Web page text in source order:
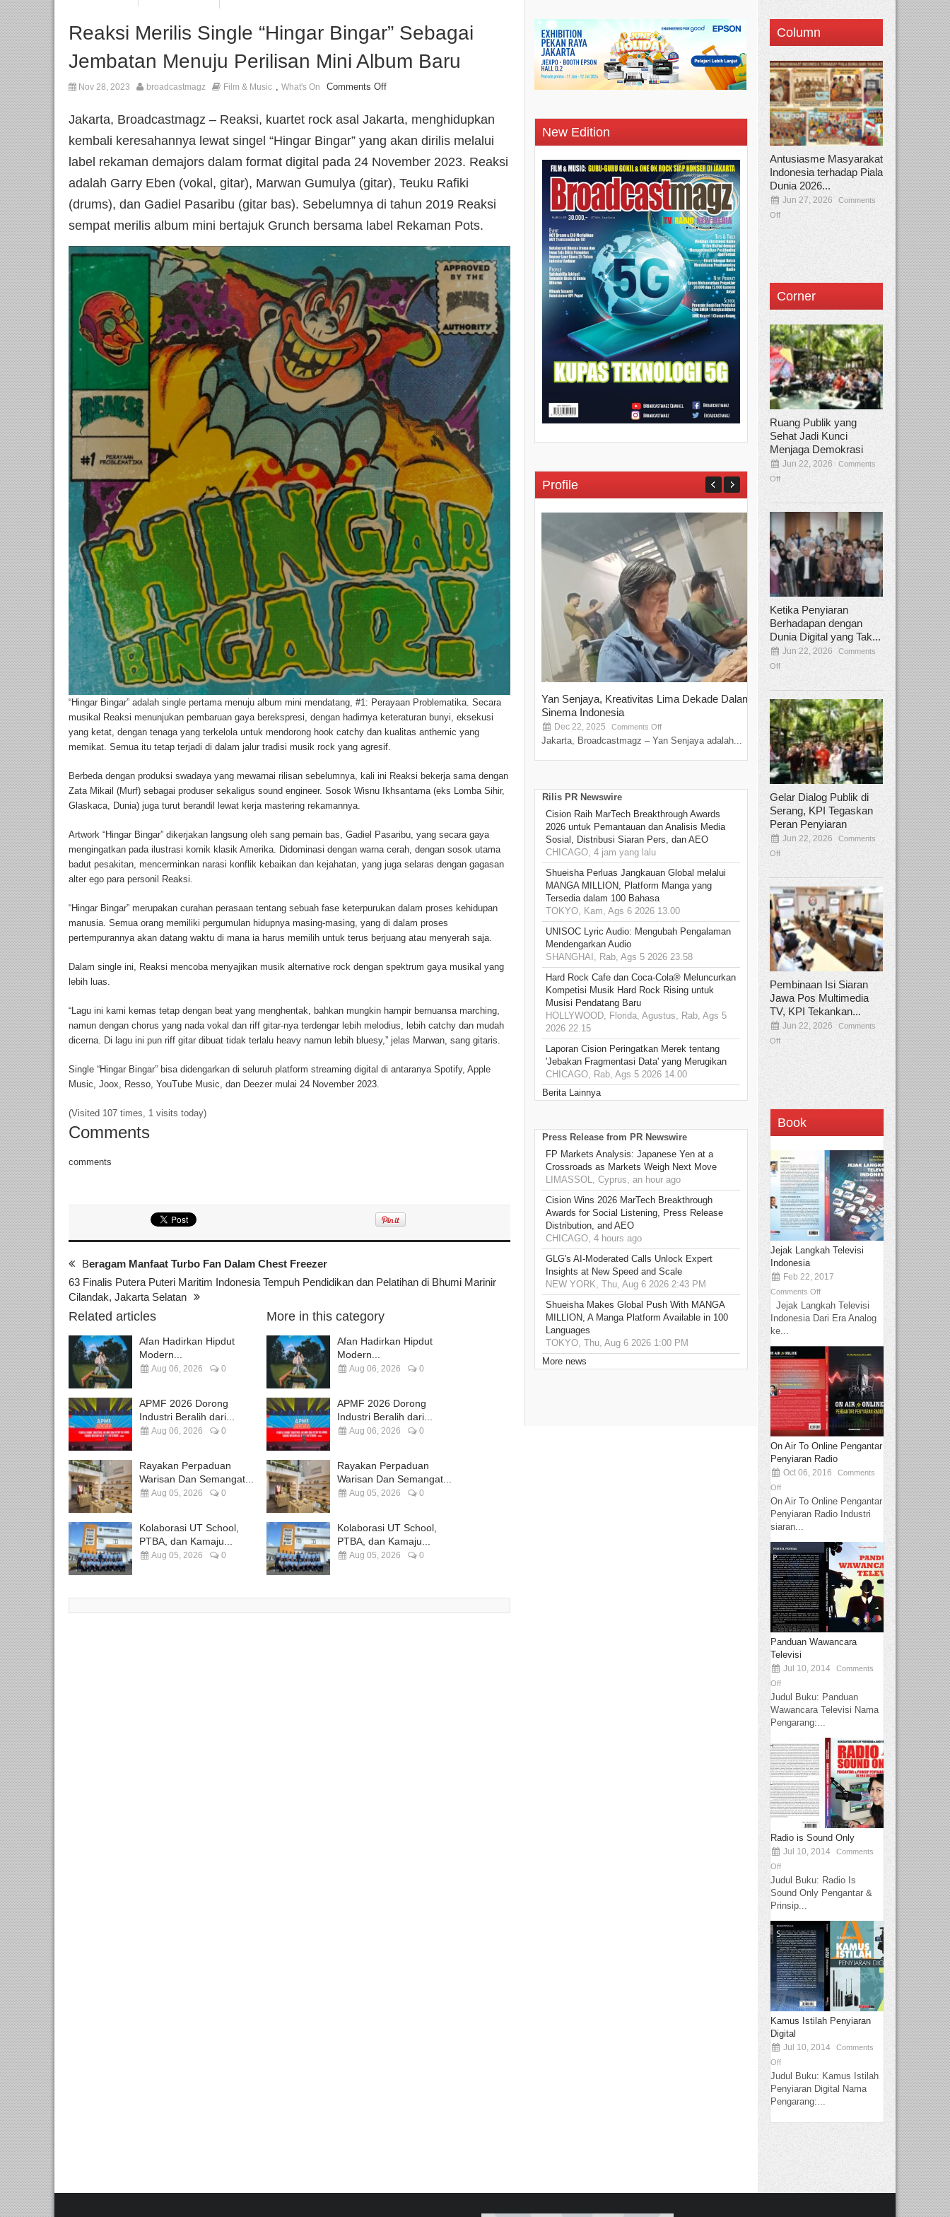
Reaksi Merilis Single “Hingar Bingar” Sebagai
Jembatan Menuju Perilisan Mini Album Baru
Nov 28, 2023 broadcastmagz Film & Music , What's On Comments Off
Jakarta, Broadcastmagz – Reaksi, kuartet rock asal Jakarta, menghidupkan
kembali keresahannya lewat singel “Hingar Bingar” yang akan dirilis melalui
label rekaman demajors dalam format digital pada 24 November 2023. Reaksi
adalah Garry Eben (vokal, gitar), Marwan Gumulya (gitar), Teuku Rafiki
(drums), dan Gadiel Pasaribu (gitar bas). Sebelumnya di tahun 2019 Reaksi
sempat merilis album mini bertajuk Grunch bersama label Rekaman Pots.
“Hingar Bingar” adalah single pertama menuju album mini mendatang, #1: Perayaan Problematika. Secara
musikal Reaksi menunjukan pembaruan gaya berekspresi, dengan hadirnya keteraturan bunyi, eksekusi
yang ketat, dengan tenaga yang terkelola untuk mendorong hook catchy dan kualitas anthemic yang
memikat. Semua itu tetap terjadi di dalam jalur tradisi musik rock yang agresif.
Berbeda dengan produksi swadaya yang mewarnai rilisan sebelumnya, kali ini Reaksi bekerja sama dengan
Zata Mikail (Murf) sebagai produser sekaligus sound engineer. Sosok Wisnu Ikhsantama (eks Lomba Sihir,
Glaskaca, Dunia) juga turut berandil lewat kerja mastering rekamannya.
Artwork “Hingar Bingar” dikerjakan langsung oleh sang pemain bas, Gadiel Pasaribu, yang secara gaya
mengingatkan pada ilustrasi komik klasik Amerika. Didominasi dengan warna cerah, dengan sosok utama
badut pesakitan, mencerminkan narasi konflik kebaikan dan kejahatan, yang juga selaras dengan gagasan
alter ego para personil Reaksi.
“Hingar Bingar” merupakan curahan perasaan tentang sebuah fase keterpurukan dalam proses kehidupan
manusia. Semua orang memiliki pergumulan hidupnya masing-masing, yang di dalam proses
pertempurannya akan datang waktu di mana ia harus memilih untuk terus berjuang atau menyerah saja.
Dalam single ini, Reaksi mencoba menyajikan musik alternative rock dengan spektrum gaya musikal yang
lebih luas.
“Lagu ini kami kemas tetap dengan beat yang menghentak, bahkan mungkin hampir bernuansa marching,
namun dengan chorus yang nada vokal dan riff gitar-nya terdengar lebih melodius, lebih catchy dan mudah
dicerna. Di lagu ini pun riff gitar dibuat tidak terlalu heavy namun lebih bluesy,” jelas Marwan, sang gitaris.
Single “Hingar Bingar” bisa didengarkan di seluruh platform streaming digital di antaranya Spotify, Apple
Music, Joox, Resso, YouTube Music, dan Deezer mulai 24 November 2023.
(Visited 107 times, 1 visits today)
Comments
comments
Beragam Manfaat Turbo Fan Dalam Chest Freezer
63 Finalis Putera Puteri Maritim Indonesia Tempuh Pendidikan dan Pelatihan di Bhumi Marinir
Cilandak, Jakarta Selatan
Related articles
Afan Hadirkan Hipdut
Modern...
Aug 06, 2026 0
APMF 2026 Dorong
Industri Beralih dari...
Aug 06, 2026 0
Rayakan Perpaduan
Warisan Dan Semangat...
Aug 05, 2026 0
Kolaborasi UT School,
PTBA, dan Kamaju...
Aug 05, 2026 0
More in this category
Afan Hadirkan Hipdut
Modern...
Aug 06, 2026 0
APMF 2026 Dorong
Industri Beralih dari...
Aug 06, 2026 0
Rayakan Perpaduan
Warisan Dan Semangat...
Aug 05, 2026 0
Kolaborasi UT School,
PTBA, dan Kamaju...
Aug 05, 2026 0
New Edition
Profile
Yan Senjaya, Kreativitas Lima Dekade Dalam
Sinema Indonesia
Dec 22, 2025 Comments Off
Jakarta, Broadcastmagz – Yan Senjaya adalah...
Tamee Irelly Menjadi Juri Open
Film Terbaru...
Sep 08, 2025 Comments Off
Bekasi, Broadcastmagz – Dalam upaya
talenta...
Rilis PR Newswire
Cision Raih MarTech Breakthrough Awards
2026 untuk Pemantauan dan Analisis Media
Sosial, Distribusi Siaran Pers, dan AEO
CHICAGO, 4 jam yang lalu
Shueisha Perluas Jangkauan Global melalui
MANGA MILLION, Platform Manga yang
Tersedia dalam 100 Bahasa
TOKYO, Kam, Ags 6 2026 13.00
UNISOC Lyric Audio: Mengubah Pengalaman
Mendengarkan Audio
SHANGHAI, Rab, Ags 5 2026 23.58
Hard Rock Cafe dan Coca-Cola® Meluncurkan
Kompetisi Musik Hard Rock Rising untuk
Musisi Pendatang Baru
HOLLYWOOD, Florida, Agustus, Rab, Ags 5
2026 22.15
Laporan Cision Peringatkan Merek tentang
'Jebakan Fragmentasi Data' yang Merugikan
CHICAGO, Rab, Ags 5 2026 14.00
Berita Lainnya
Press Release from PR Newswire
FP Markets Analysis: Japanese Yen at a
Crossroads as Markets Weigh Next Move
LIMASSOL, Cyprus, an hour ago
Cision Wins 2026 MarTech Breakthrough
Awards for Social Listening, Press Release
Distribution, and AEO
CHICAGO, 4 hours ago
GLG's AI-Moderated Calls Unlock Expert
Insights at New Speed and Scale
NEW YORK, Thu, Aug 6 2026 2:43 PM
Shueisha Makes Global Push With MANGA
MILLION, A Manga Platform Available in 100
Languages
TOKYO, Thu, Aug 6 2026 1:00 PM
More news
Column
Antusiasme Masyarakat
Indonesia terhadap Piala
Dunia 2026...
Jun 27, 2026
Comments
Off
Corner
Ruang Publik yang
Sehat Jadi Kunci
Menjaga Demokrasi
Jun 22, 2026
Comments
Off
Ketika Penyiaran
Berhadapan dengan
Dunia Digital yang Tak...
Jun 22, 2026
Comments
Off
Gelar Dialog Publik di
Serang, KPI Tegaskan
Peran Penyiaran
Jun 22, 2026
Comments
Off
Pembinaan Isi Siaran
Jawa Pos Multimedia
TV, KPI Tekankan...
Jun 22, 2026
Comments
Off
Book
Jejak Langkah Televisi
Indonesia
Feb 22, 2017
Comments Off
Jejak Langkah Televisi
Indonesia Dari Era Analog
ke...
On Air To Online Pengantar
Penyiaran Radio
Oct 06, 2016
Comments
Off
On Air To Online Pengantar
Penyiaran Radio Industri
siaran...
Panduan Wawancara
Televisi
Jul 10, 2014
Comments
Off
Judul Buku: Panduan
Wawancara Televisi Nama
Pengarang:...
Radio is Sound Only
Jul 10, 2014
Comments
Off
Judul Buku: Radio Is
Sound Only Pengantar &
Prinsip...
Kamus Istilah Penyiaran
Digital
Jul 10, 2014
Comments
Off
Judul Buku: Kamus Istilah
Penyiaran Digital Nama
Pengarang:...